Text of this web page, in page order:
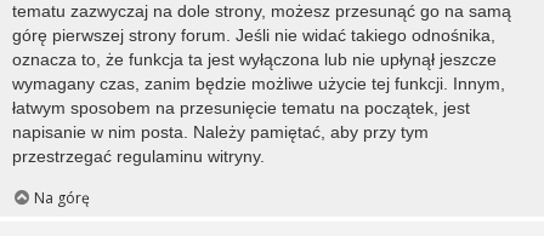
tematu zazwyczaj na dole strony, możesz przesunąć go na samą
górę pierwszej strony forum. Jeśli nie widać takiego odnośnika,
oznacza to, że funkcja ta jest wyłączona lub nie upłynął jeszcze
wymagany czas, zanim będzie możliwe użycie tej funkcji. Innym,
łatwym sposobem na przesunięcie tematu na początek, jest
napisanie w nim posta. Należy pamiętać, aby przy tym
przestrzegać regulaminu witryny.
Na górę